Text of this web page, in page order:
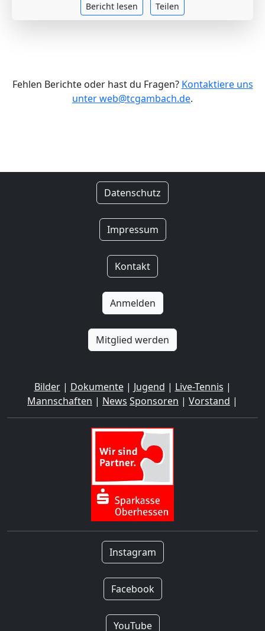
Bericht lesen Teilen
Fehlen Berichte oder hast du Fragen? Kontaktiere uns
unter web@tcgambach.de.
Datenschutz
Impressum
Kontakt
Anmelden
Mitglied werden
Bilder| Dokumente| Jugend | Live-Tennis |
Mannschaften | News Sponsoren | Vorstand |
Instagram
Facebook
YouTube